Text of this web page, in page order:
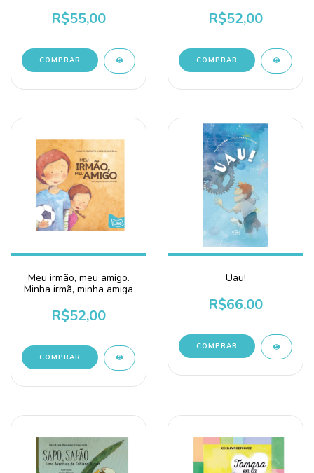
R$55,00 R$52,00
Meu irmão, meu amigo.
Minha irmã, minha amiga
R$52,00
Uau!
R$66,00